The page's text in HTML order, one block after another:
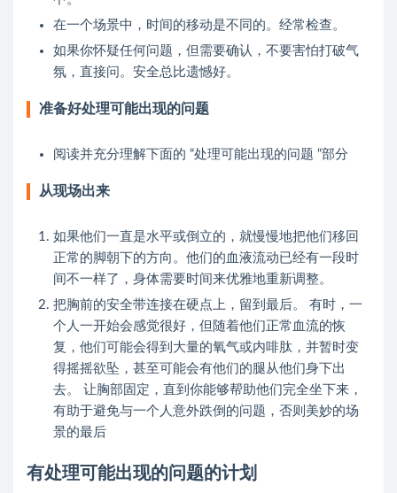
在一个场景中，时间的移动是不同的。经常检查。
如果你怀疑任何问题，但需要确认，不要害怕打破气
氛，直接问。安全总比遗憾好。
准备好处理可能出现的问题
阅读并充分理解下面的 “处理可能出现的问题 “部分
从现场出来
如果他们一直是水平或倒立的，就慢慢地把他们移回
正常的脚朝下的方向。他们的血液流动已经有一段时
间不一样了，身体需要时间来优雅地重新调整。
把胸前的安全带连接在硬点上，留到最后。 有时，一
个人一开始会感觉很好，但随着他们正常血流的恢
复，他们可能会得到大量的氧气或内啡肽，并暂时变
得摇摇欲坠，甚至可能会有他们的腿从他们身下出
去。 让胸部固定，直到你能够帮助他们完全坐下来，
有助于避免与一个人意外跌倒的问题，否则美妙的场
景的最后
有处理可能出现的问题的计划